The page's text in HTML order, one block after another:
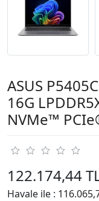
ASUS
16G
NVMe™
122.174,44
Havale ile :